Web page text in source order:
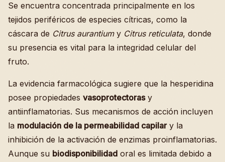
Se encuentra concentrada principalmente en los
tejidos periféricos de especies cítricas, como la
cáscara de Citrus aurantiumy Citrus reticulata, donde
su presencia es vital para la integridad celular del
fruto.
La evidencia farmacológica sugiere que la hesperidina
posee propiedades vasoprotectorasy
antiinflamatorias. Sus mecanismos de acción incluyen
la modulación de la permeabilidad capilary la
inhibición de la activación de enzimas proinflamatorias.
Aunque su biodisponibilidad oral es limitada debido a